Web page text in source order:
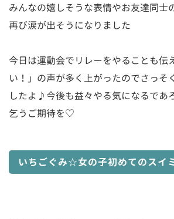
みんなの嬉しそうな表情やお友達同士
再び涙が出そうになりました
今日は運動会でリレーをやることも伝
い！」の声が多く上がったのでさっそ
したよ♪今後も益々やる気になるであ
乞うご期待を♡
いちごぐみ☆女の子初めてのスイ